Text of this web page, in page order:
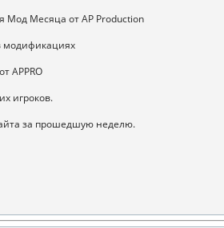
Мод Месяца от AP Production
модификациях
APPRO
игроков.
за прошедшую неделю.